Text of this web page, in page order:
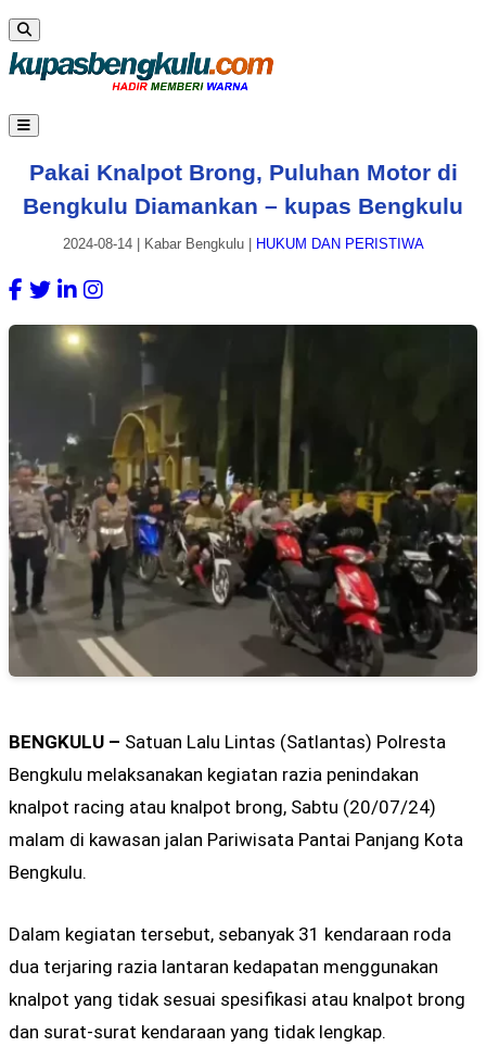
Pakai Knalpot Brong, Puluhan Motor di
Bengkulu Diamankan – kupas Bengkulu
2024-08-14| Kabar Bengkulu| HUKUM DAN PERISTIWA
BENGKULU – Satuan Lalu Lintas (Satlantas) Polresta
Bengkulu melaksanakan kegiatan razia penindakan
knalpot racing atau knalpot brong, Sabtu (20/07/24)
malam di kawasan jalan Pariwisata Pantai Panjang Kota
Bengkulu.
Dalam kegiatan tersebut, sebanyak 31 kendaraan roda
dua terjaring razia lantaran kedapatan menggunakan
knalpot yang tidak sesuai spesifikasi atau knalpot brong
dan surat-surat kendaraan yang tidak lengkap.